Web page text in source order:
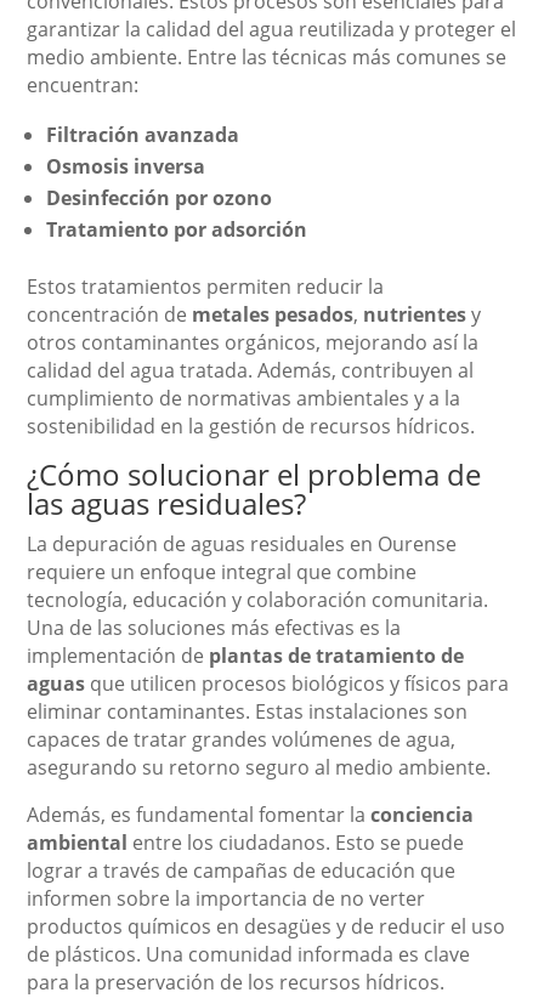
garantizar la calidad del agua reutilizada y proteger el
medio ambiente. Entre las técnicas más comunes se
encuentran:
Filtración avanzada
Osmosis inversa
Desinfección por ozono
Tratamiento por adsorción
Estos tratamientos permiten reducir la
concentración de metales pesados, nutrientesy
otros contaminantes orgánicos, mejorando así la
calidad del agua tratada. Además, contribuyen al
cumplimiento de normativas ambientales y a la
sostenibilidad en la gestión de recursos hídricos.
¿Cómo solucionar el problema de
las aguas residuales?
La depuración de aguas residuales en Ourense
requiere un enfoque integral que combine
tecnología, educación y colaboración comunitaria.
Una de las soluciones más efectivas es la
implementación de plantas de tratamiento de
aguas que utilicen procesos biológicos y físicos para
eliminar contaminantes. Estas instalaciones son
capaces de tratar grandes volúmenes de agua,
asegurando su retorno seguro al medio ambiente.
Además, es fundamental fomentar laconciencia
ambiental entre los ciudadanos. Esto se puede
lograr a través de campañas de educación que
informen sobre la importancia de no verter
productos químicos en desagües y de reducir el uso
de plásticos. Una comunidad informada es clave
para la preservación de los recursos hídricos.